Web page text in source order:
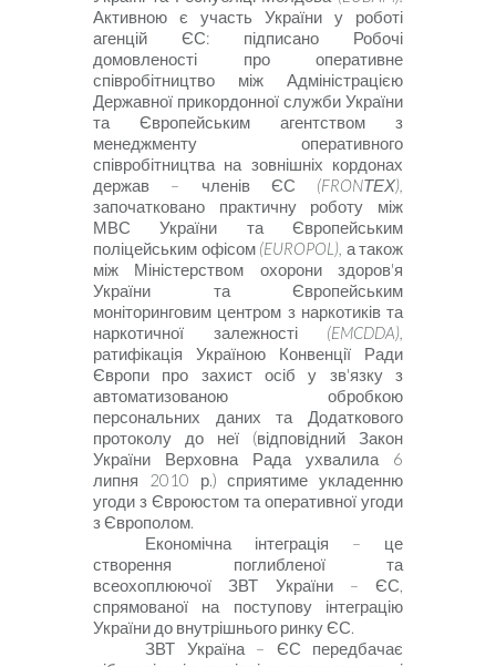
Активною
є участь України у роботі
агенцій ЄС: підписано Робочі
домовленості про оперативне
співробітництво між Адміністрацією
Державної прикордонної служби України
та Європейським агентством з
менеджменту оперативного
співробітництва на зовнішніх кордонах
держав – членів ЄС (FRONТЕХ),
започатковано практичну роботу між
МВС України та Європейським
поліцейським офісом (EUROPOL ), а також
між Міністерством охорони здоров'я
України та Європейським
моніторинговим центром з наркотиків та
наркотичної залежності (EMCDDA),
ратифікація Україною Конвенції Ради
Європи про захист осіб у зв'язку з
автоматизованою обробкою
персональних даних та Додаткового
протоколу до неї (відповідний Закон
України Верховна Рада ухвалила 6
липня 2010 р.) сприятиме укладенню
угоди з Євроюстом та оперативної угоди
з Європолом.
Економічна інтеграція – це
створення поглибленої та
всеохоплюючої ЗВТ України – ЄС,
спрямованої на поступову інтеграцію
України до внутрішнього ринку ЄС.
ЗВТ Україна –
ЄС передбачає